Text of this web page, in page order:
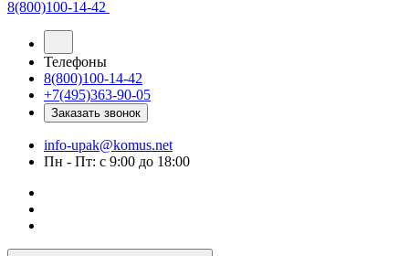
8(800)100-14-42
Телефоны
8(800)100-14-42
+7(495)363-90-05
Заказать звонок
info-upak@komus.net
Пн - Пт: с 9:00 до 18:00